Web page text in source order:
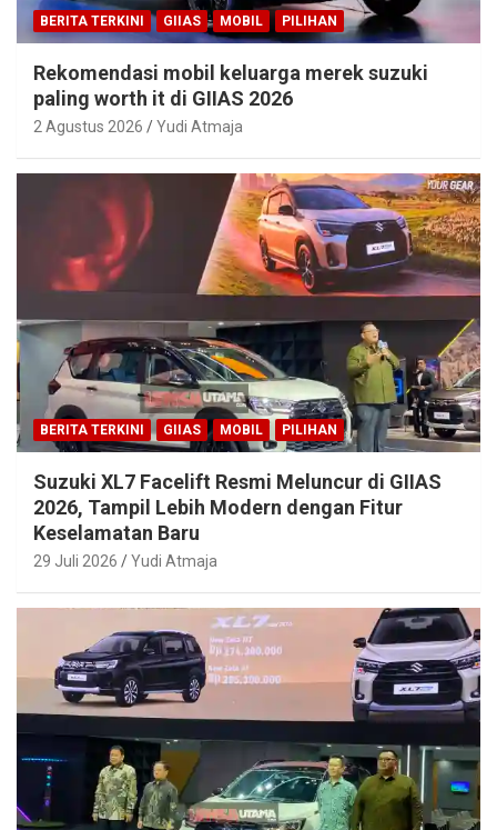
BERITA TERKINI GIIAS MOBIL PILIHAN
Rekomendasi mobil keluarga merek suzuki
paling worth it di GIIAS 2026
2 Agustus 2026 Yudi Atmaja
BERITA TERKINI GIIAS MOBIL PILIHAN
Suzuki XL7 Facelift Resmi Meluncur di GIIAS
2026, Tampil Lebih Modern dengan Fitur
Keselamatan Baru
29 Juli 2026 Yudi Atmaja